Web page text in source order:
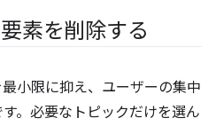
素を削除する
小限に抑え、ユーザーの集中
。必要なトピックだけを選ん